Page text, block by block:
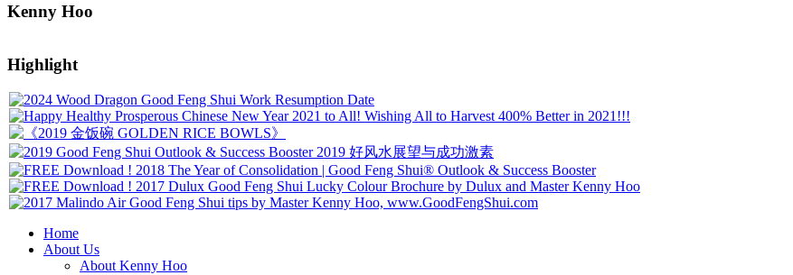
Kenny Hoo
Highlight
Home
About Us
About Kenny Hoo